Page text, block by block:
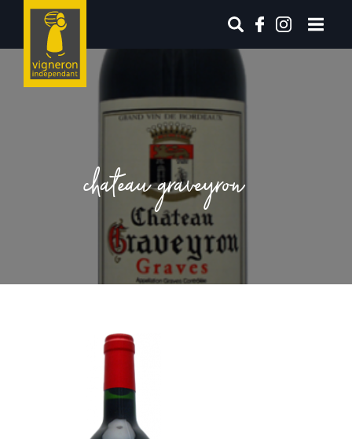
chateau graveyron